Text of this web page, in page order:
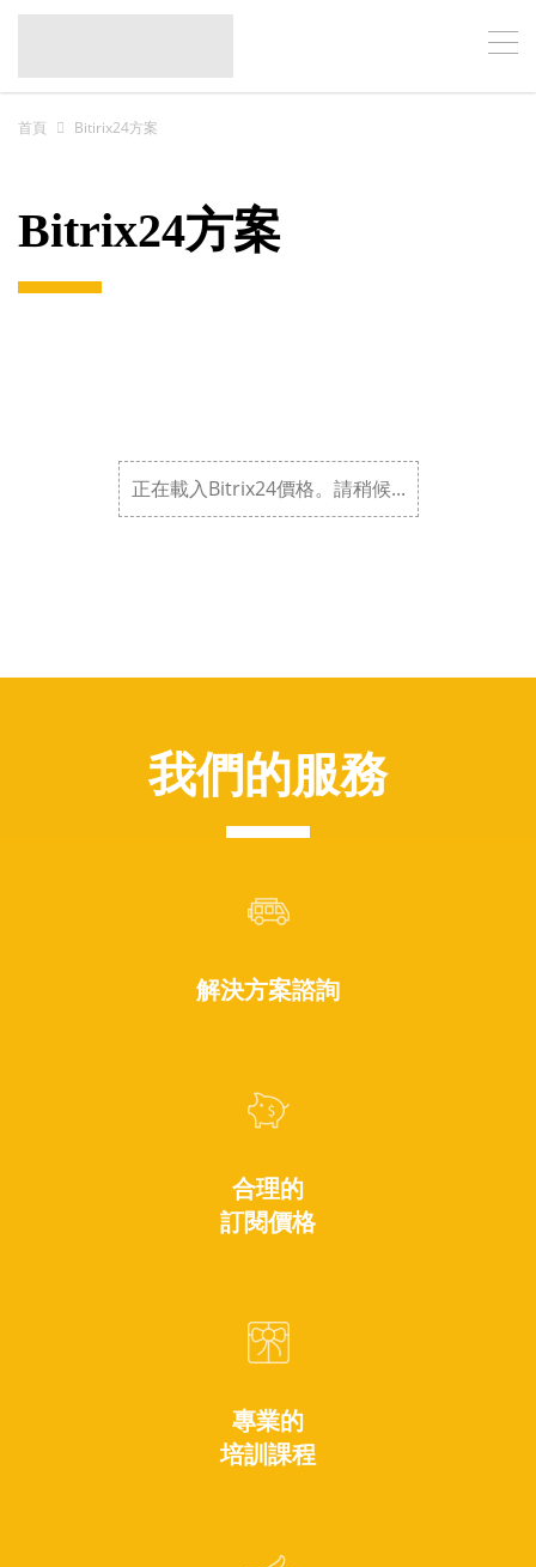
首頁 Bitirix24方案
Bitrix24方案
正在載入Bitrix24價格。請稍候...
我們的服務
解決方案諮詢
合理的
訂閱價格
專業的
培訓課程